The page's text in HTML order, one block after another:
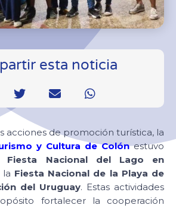
esta noticia
acciones de promoción turística, la
y Cultura de Colónestuvo
Fiesta Nacional del Lago en
Fiesta Nacional de la Playa de
del Uruguay. Estas actividades
fortalecer la cooperación